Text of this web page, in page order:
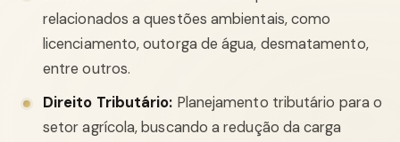
relacionados a questões ambientais, como
licenciamento, outorga de água, desmatamento,
entre outros.
Direito Tributário: Planejamento tributário para o
setor agrícola, buscando a redução da carga